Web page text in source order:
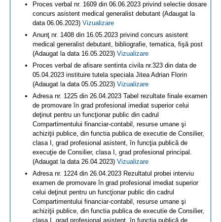
Proces verbal nr. 1609 din 06.06.2023 privind selectie dosare
concurs asistent medical generalist debutant (Adaugat la
data 06.06.2023) Vizualizare
Anunţ nr. 1408 din 16.05.2023 privind concurs asistent
medical generalist debutant, bibliografie, tematica, fişă post
(Adaugat la data 16.05.2023) Vizualizare
Proces verbal de afisare sentinta civila nr.323 din data de
05.04.2023 instituire tutela speciala Jitea Adrian Florin
(Adaugat la data 05.05.2023) Vizualizare
Adresa nr. 1225 din 26.04.2023 Tabel rezultate finale examen
de promovare în grad profesional imediat superior celui
deţinut pentru un funcţionar public din cadrul
Compartimentului financiar-contabil, resurse umane şi
achiziţii publice, din functia publica de executie de Consilier,
clasa I, grad profesional asistent, în funcţia publică de
execuţie de Consilier, clasa I, grad profesional principal.
(Adaugat la data 26.04.2023) Vizualizare
Adresa nr. 1224 din 26.04.2023 Rezultatul probei interviu
examen de promovare în grad profesional imediat superior
celui deţinut pentru un funcţionar public din cadrul
Compartimentului financiar-contabil, resurse umane şi
achiziţii publice, din functia publica de executie de Consilier,
clasa I, grad profesional asistent, în funcţia publică de